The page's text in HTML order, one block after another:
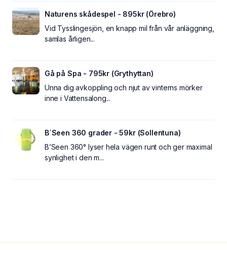
Naturens skådespel - 895kr (Örebro)
Vid Tysslingesjön, en knapp mil från vår anläggning,
samlas årligen...
Gå på Spa - 795kr (Grythyttan)
Unna dig avkoppling och njut av vinterns mörker
inne i Vattensalong...
B´Seen 360 grader - 59kr (Sollentuna)
B’Seen 360° lyser hela vägen runt och ger maximal
synlighet i den m...